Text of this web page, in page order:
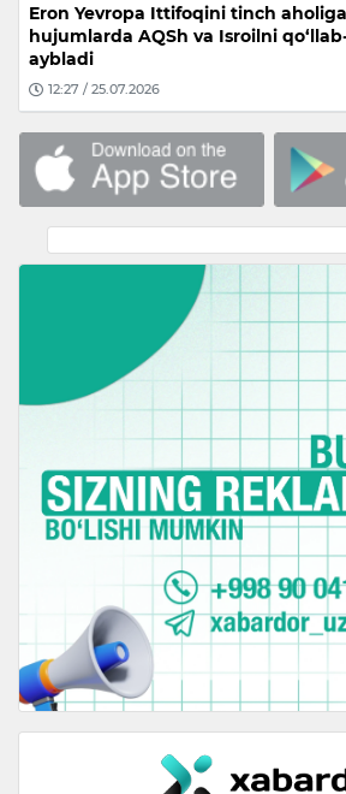
Eron Yevropa Ittifoqini tinch
hujumlarda AQSh va Isroilni
aybladi
12:27 / 25.07.2026